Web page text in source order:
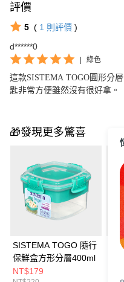
評價
5 ( 1 則評價 )
d******0
| 綠色
這款SISTEMA TOGO圓形分
匙非常方便雖然沒有很好拿。
🎁發現更多驚喜
SISTEMA TOGO 隨行
保鮮盒方形分層400ml
NT$179
保